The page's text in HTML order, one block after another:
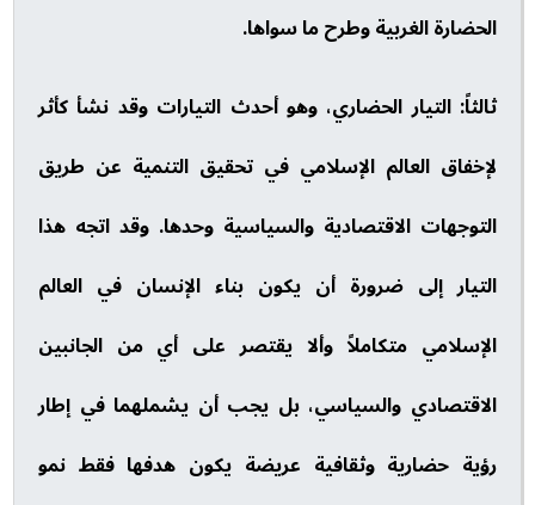
الحضارة الغربية وطرح ما سواها.
ثالثاً: التيار الحضاري، وهو أحدث التيارات وقد نشأ كأثر
لإخفاق العالم الإسلامي في تحقيق التنمية عن طريق
التوجهات الاقتصادية والسياسية وحدها. وقد اتجه هذا
التيار إلى ضرورة أن يكون بناء الإنسان في العالم
الإسلامي متكاملاً وألا يقتصر على أي من الجانبين
الاقتصادي والسياسي، بل يجب أن يشملهما في إطار
رؤية حضارية وثقافية عريضة يكون هدفها فقط نمو